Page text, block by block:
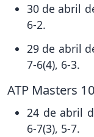
30 de abril
6-2.
29 de abril
7-6(4), 6-3.
ATP Masters
24 de abril
6-7(3), 5-7.